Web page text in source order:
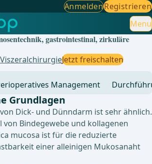
✓
AnmeldenRegistrieren
Menu
gastrointestinal, zirkuläre
Jetzt freischalten
Management
Grundlagen
Dick- und Dünndarm ist sehr ähnlich.
von Bindegewebe und kollagenen
mucosa ist für die reduzierte
einer alleinigen Mukosanaht